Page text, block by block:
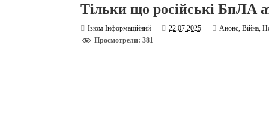
Тільки що російські БпЛА
Ізюм Інформаційний 22.07.2025 Анонс,Війна,
Просмотрели: 381